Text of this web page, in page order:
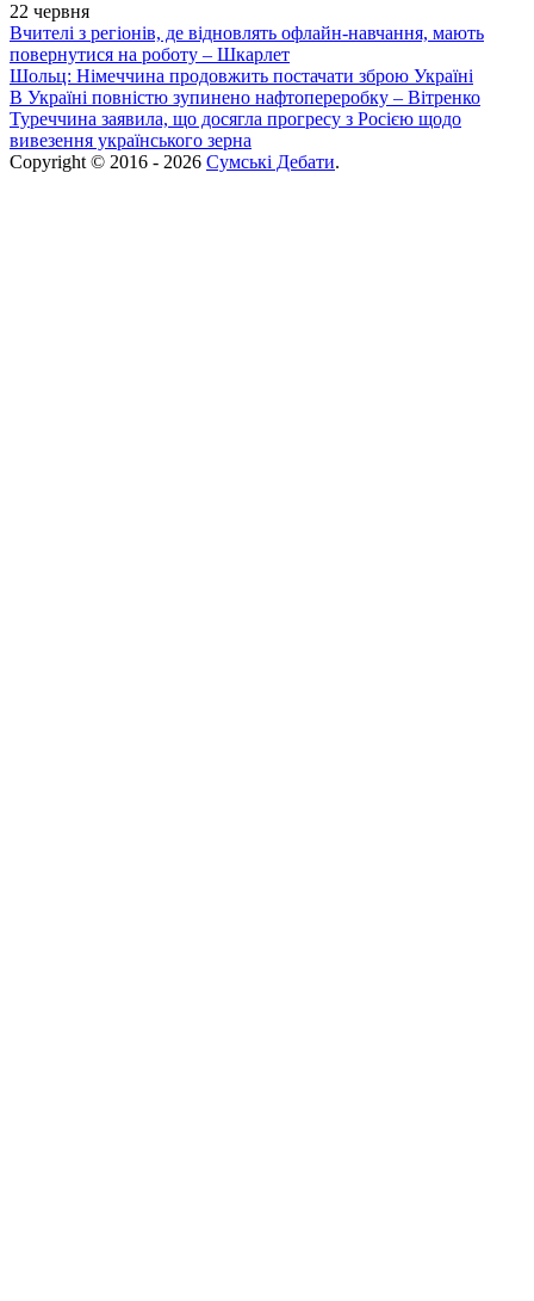
22 червня
Вчителі з регіонів, де відновлять офлайн-навчання, мають
повернутися на роботу – Шкарлет
Шольц: Німеччина продовжить постачати зброю Україні
В Україні повністю зупинено нафтопереробку – Вітренко
Туреччина заявила, що досягла прогресу з Росією щодо
вивезення українського зерна
Copyright © 2016 - 2026 Сумські Дебати.